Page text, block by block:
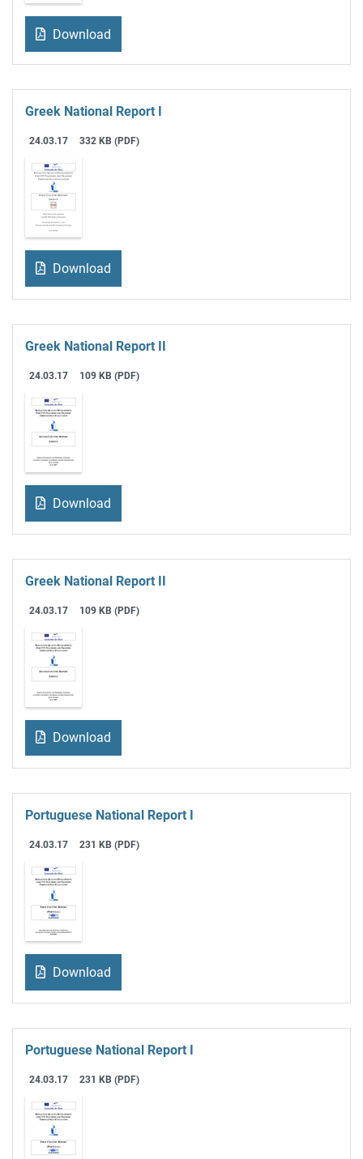
Download
Greek National Report I
24.03.17 332 KB (PDF)
Download
Greek National Report II
24.03.17 109 KB (PDF)
Download
Greek National Report II
24.03.17 109 KB (PDF)
Download
Portuguese National Report I
24.03.17 231 KB (PDF)
Download
Portuguese National Report I
24.03.17 231 KB (PDF)